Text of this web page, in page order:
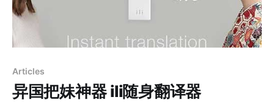
Articles
异国把妹神器 ili随身翻译器